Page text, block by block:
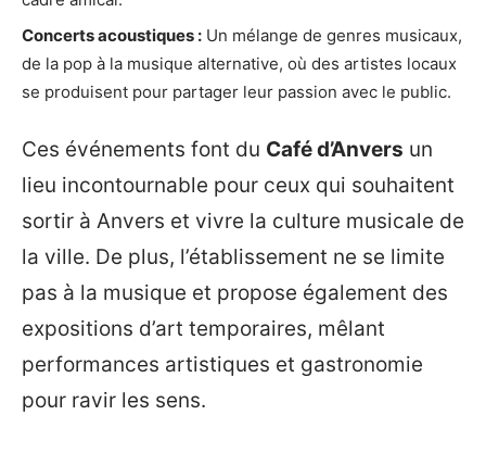
Concerts acoustiques : Un mélange de genres musicaux,
de la pop à la musique alternative, où des artistes locaux
se produisent pour partager leur passion avec le public.
Ces événements font du Café d’Anvers un
lieu incontournable pour ceux qui souhaitent
sortir à Anvers et vivre la culture musicale de
la ville. De plus, l’établissement ne se limite
pas à la musique et propose également des
expositions d’art temporaires, mêlant
performances artistiques et gastronomie
pour ravir les sens.